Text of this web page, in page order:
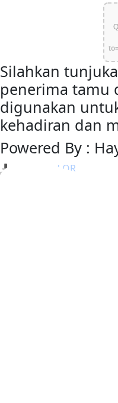
Silahkan
penerima tamu
digunakan
kehadiran dan
Powered By :
Download QR